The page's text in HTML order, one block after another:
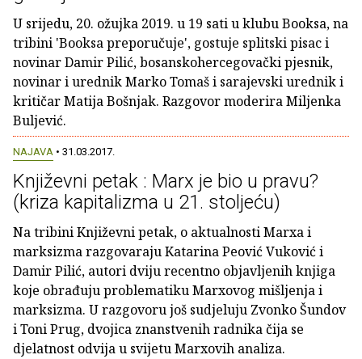
U srijedu, 20. ožujka 2019. u 19 sati u klubu Booksa, na
tribini 'Booksa preporučuje', gostuje splitski pisac i
novinar Damir Pilić, bosanskohercegovački pjesnik,
novinar i urednik Marko Tomaš i sarajevski urednik i
kritičar Matija Bošnjak. Razgovor moderira Miljenka
Buljević.
NAJAVA • 31.03.2017.
Književni petak : Marx je bio u pravu?
(kriza kapitalizma u 21. stoljeću)
Na tribini Književni petak, o aktualnosti Marxa i
marksizma razgovaraju Katarina Peović Vuković i
Damir Pilić, autori dviju recentno objavljenih knjiga
koje obrađuju problematiku Marxovog mišljenja i
marksizma. U razgovoru još sudjeluju Zvonko Šundov
i Toni Prug, dvojica znanstvenih radnika čija se
djelatnost odvija u svijetu Marxovih analiza.